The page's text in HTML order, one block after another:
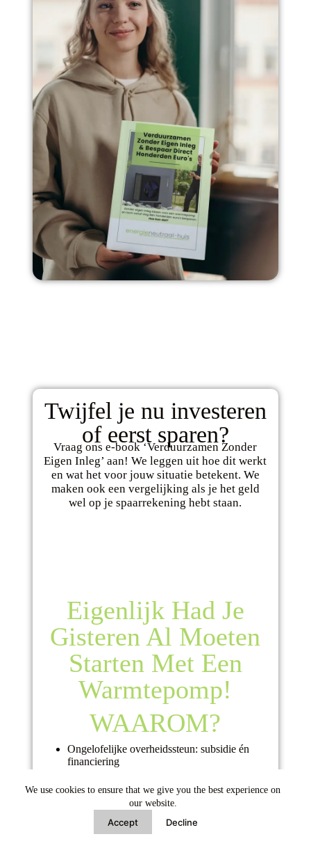
We use cookies to ensure that we give you the best experience on
our website.
Accept Decline
Twijfel je nu investeren
of eerst sparen?
Vraag ons e-book ‘Verduurzamen Zonder
Eigen Inleg’ aan! We leggen uit hoe dit werkt
en wat het voor jouw situatie betekent. We
maken ook een vergelijking als je het geld
wel op je spaarrekening hebt staan.
Eigenlijk Had Je
Gisteren Al Moeten
Starten Met Een
Warmtepomp!
WAAROM?
Ongelofelijke overheidssteun: subsidie én
financiering
Meerwaardestijging huis is hoger dan de
Veel hoger rendement dan op spaargeld
Je CO2-voetafdruk verlagen
Grote stap naar een energieneutraal huis